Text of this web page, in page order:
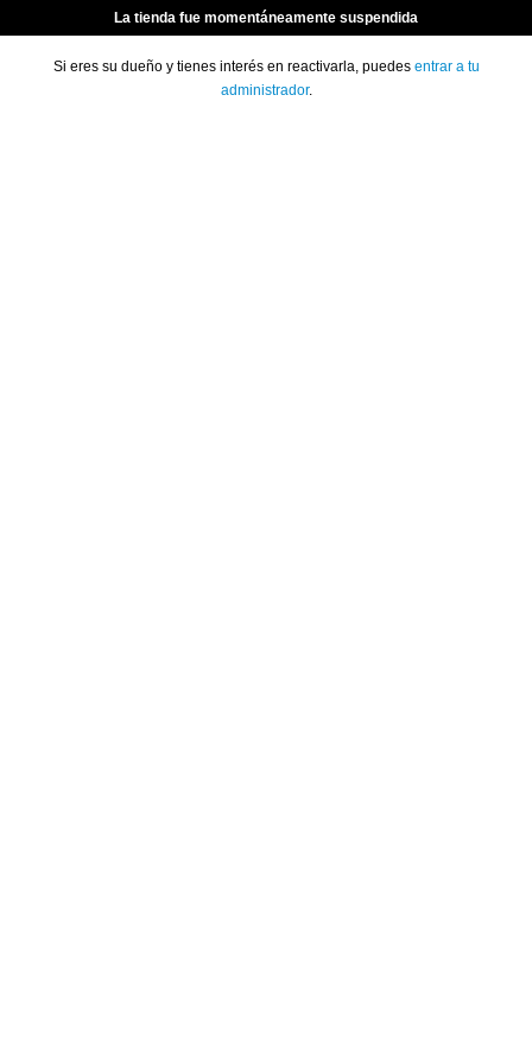
La tienda fue momentáneamente suspendida
Si eres su dueño y tienes interés en reactivarla, puedes entrar a tu
administrador.